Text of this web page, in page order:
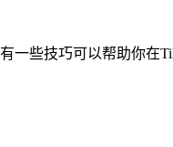
一些技巧可以帮助你在